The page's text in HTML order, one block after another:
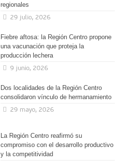
regionales
29 julio, 2026
Fiebre aftosa: la Región Centro propone
una vacunación que proteja la
producción lechera
9 junio, 2026
Dos localidades de la Región Centro
consolidaron vínculo de hermanamiento
29 mayo, 2026
La Región Centro reafirmó su
compromiso con el desarrollo productivo
y la competitividad